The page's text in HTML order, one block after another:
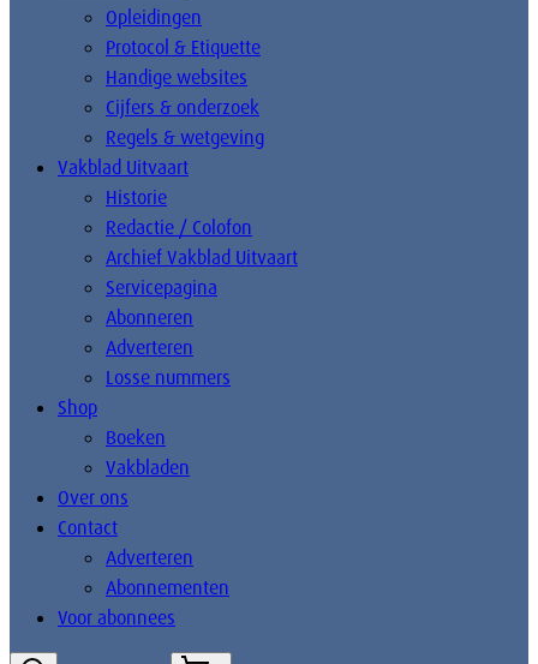
Opleidingen
Protocol & Etiquette
Handige websites
Cijfers & onderzoek
Regels & wetgeving
Vakblad Uitvaart
Historie
Redactie / Colofon
Archief Vakblad Uitvaart
Servicepagina
Abonneren
Adverteren
Losse nummers
Shop
Boeken
Vakbladen
Over ons
Contact
Adverteren
Abonnementen
Voor abonnees